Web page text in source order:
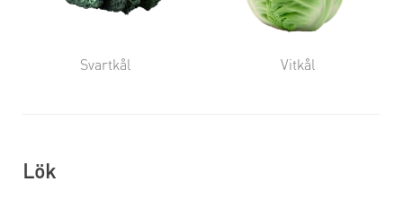
Svartkål Vitkål
Lök